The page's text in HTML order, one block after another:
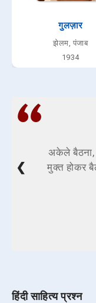
गुलज़ार
झेलम, पंजाब
1934
अकेले बैठना,
मुक्त होकर
❮
हिंदी साहित्य प्रश्न